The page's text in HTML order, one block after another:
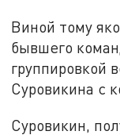
Виной тому
бывшего
группировкой
Суровикина с
Суровикин,